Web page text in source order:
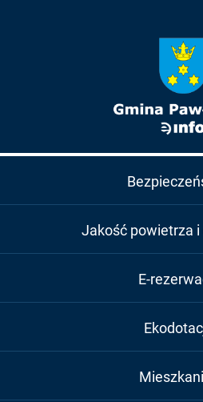
Jakość powietrza
E-